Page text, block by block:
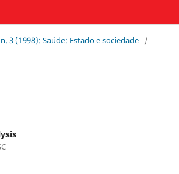
n. 3 (1998): Saúde: Estado e sociedade /